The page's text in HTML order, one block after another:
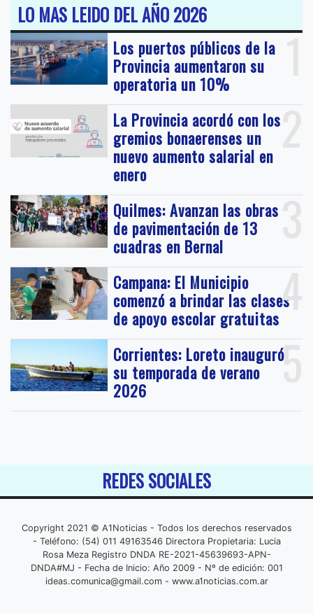
LO MAS LEIDO DEL AÑO 2026
1
Los puertos públicos de la
Provincia aumentaron su
operatoria un 10%
2
La Provincia acordó con los
gremios bonaerenses un
nuevo aumento salarial en
enero
3
Quilmes: Avanzan las obras
de pavimentación de 13
cuadras en Bernal
4
Campana: El Municipio
comenzó a brindar las clases
de apoyo escolar gratuitas
5
Corrientes: Loreto inauguró
su temporada de verano
2026
REDES SOCIALES
Copyright 2021 © A1Noticias - Todos los derechos reservados
- Teléfono: (54) 011 49163546 Directora Propietaria: Lucia
Rosa Meza Registro DNDA RE-2021-45639693-APN-
DNDA#MJ - Fecha de Inicio: Año 2009 - Nº de edición: 001
ideas.comunica@gmail.com- www.a1noticias.com.ar